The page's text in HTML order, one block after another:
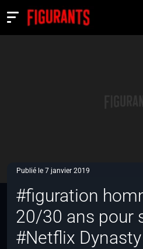
Actualités
Publié le 7 janvier 2019
#figuration
20/30 ans pour
#Netflix